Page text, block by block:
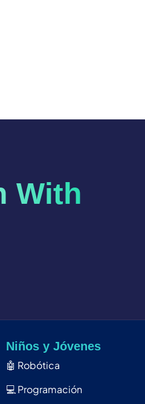
With
Niños y Jóvenes
🤖 Robótica
💻 Programación